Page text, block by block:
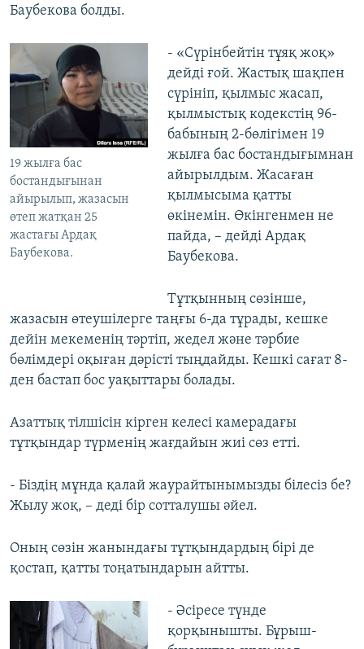
Баубекова болды.
19 жылға бас
бостандығынан
айырылып, жазасын
өтеп жатқан 25
жастағы Ардақ
Баубекова.
- «Сүрінбейтін тұяқ жоқ»
дейді ғой. Жастық шақпен
сүрініп, қылмыс жасап,
қылмыстық кодекстің 96-
бабының 2-бөлігімен 19
жылға бас бостандығымнан
айырылдым. Жасаған
қылмысыма қатты
өкінемін. Өкінгенмен не
пайда, – дейді Ардақ
Баубекова.
Тұтқынның сөзінше,
жазасын өтеушілерге таңғы 6-да тұрады, кешке
дейін мекеменің тәртіп, жедел және тәрбие
бөлімдері оқыған дәрісті тыңдайды. Кешкі сағат 8-
ден бастап бос уақыттары болады.
Азаттық тілшісін кірген келесі камерадағы
тұтқындар түрменің жағдайын жиі сөз етті.
- Біздің мұнда қалай жаурайтынымызды білесіз бе?
Жылу жоқ, – деді бір сотталушы әйел.
Оның сөзін жанындағы тұтқындардың бірі де
қостап, қатты тоңатындарын айтты.
- Әсіресе түнде
қорқынышты. Бұрыш-